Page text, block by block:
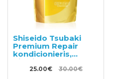
Shiseido Tsubaki
Premium Repair
kondicionieris,
pildviela 660ml
25.00€ 30.00€